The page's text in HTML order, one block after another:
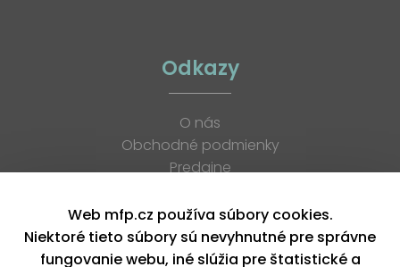
Odkazy
O nás
Obchodné podmienky
Predajne
K stiahnutiu
Blog
Kontakt
Web mfp.cz používa súbory cookies.
Niektoré tieto súbory sú nevyhnutné pre správne
fungovanie webu, iné slúžia pre štatistické a